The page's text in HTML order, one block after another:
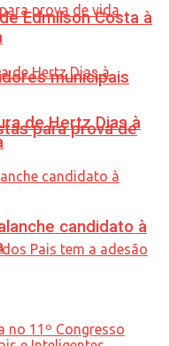
municipais
para prova de
Edmilson Costa à
de Hertz Dias à
candidato à